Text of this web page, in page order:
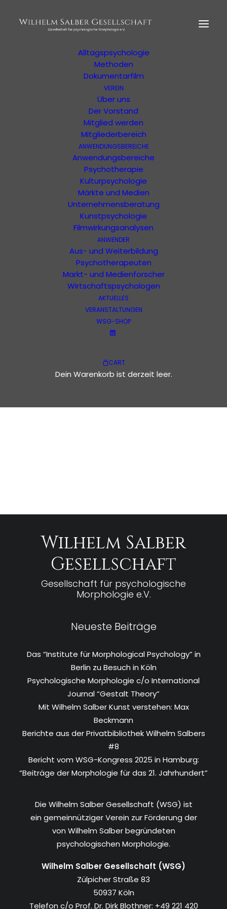
MORPHOLOGIE
Der Begründer
Alltagspsychologie
Methoden
Dokumentarfilm
VEREIN
Über uns
Der Vorstand
Mitglied werden
Mitgliederbereich
ANWENDUNGSBEREICHE
Anwendungsbereiche
Psychotherapie
Kulturpsychologie
Märkte und Medien
Unternehmensberatung
Kunstpsychologie
Filmwirkungsanalysen
ANWENDER
Aus- und Weiterbildung
Psychotherapeuten
Markt- und Medienforscher
Wirtschaftspsychologen
AKTUELLES
VERANSTALTUNGEN
WSG-SHOP
CART
Dein Warenkorb ist derzeit leer.
Archive by Category "Vorträge"
Veranstaltungs-
Kalender
Vorträge
Veranstaltungen Vorträge
Veranstaltungen
Hinweis
Es wurden keine Ergebnisse
gefunden.
Navigation
Anstehende
Veranstaltungen
Heute
Kalender abonnieren
Wilhelm Salber
Gesellschaft
Gesellschaft für psychologische
Morphologie e.V.
Neueste Beiträge
Das “Institute für Morphological Psychology” in
Berlin zu Besuch in Köln
Psychologische Morphologie c/o International
Journal “Gestalt Theory”
Mit Wilhelm Salber Kunst verstehen: Max
Beckmann
Berichte aus der Privatbibliothek Wilhelm Salbers
#8
Bericht vom WSG-Kongress 2025 in Hamburg:
“Beiträge der Morphologie für das 21. Jahrhundert”
Die Wilhelm Salber Gesellschaft (WSG) ist
ein gemeinnütziger Verein zur Förderung der
von Wilhelm Salber begründeten
psychologischen Morphologie.
Wilhelm Salber Gesellschaft (WSG)
Zülpicher Straße 83
50937 Köln
Telefon c/o Prof. Dr. Dirk Blothner: +49 221 420